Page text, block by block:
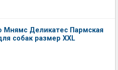
Мнямс Деликатес Пармская
собак размер XXL